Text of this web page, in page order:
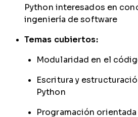
Python interesados en
ingeniería de software
Temas cubiertos:
Modularidad en el
Escritura y
Python
Programación